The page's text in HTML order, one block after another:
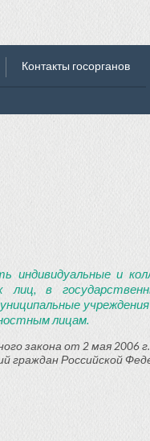
Контакты госорганов
и
лиц, в
лицам.
закона от 2 мая 2006
граждан Российской